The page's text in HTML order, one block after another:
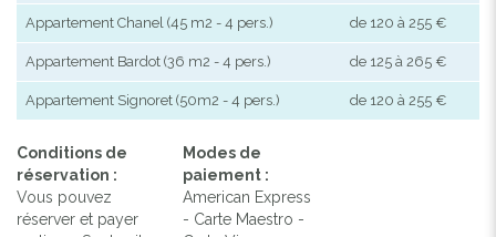
Appartement Chanel (45 m2 - 4 pers.) de 120 à 255 €
Appartement Bardot (36 m2 - 4 pers.) de 125 à 265 €
Appartement Signoret (50m2 - 4 pers.) de 120 à 255 €
Conditions de
réservation :
Vous pouvez
réserver et payer
Modes de
paiement :
American Express
- Carte Maestro -